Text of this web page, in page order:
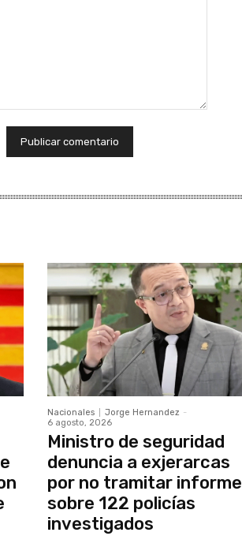
Nacionales Jorge Hernandez -
6 agosto, 2026
Ministro de seguridad
denuncia a exjerarcas
por no tramitar informe
sobre 122 policías
investigados